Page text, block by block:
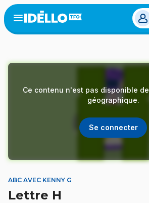
Aller
au
contenu
Open
menu
Ce contenu n'est pas disponible
géographique.
Se connecter
ABC AVEC KENNY G
Lettre H